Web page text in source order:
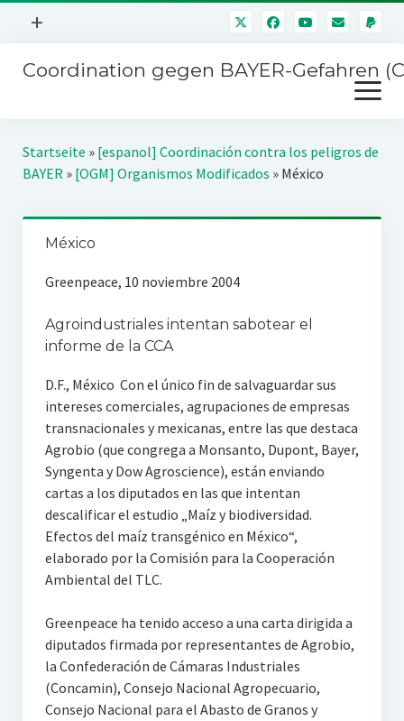
Menü
+
Mitmachen
Über uns
Impressum
Coordination gegen BAYER-Gefahren
Menü
öffnen
Kampagnen
BAYER-Hauptversammlungen
Startseite » [espanol] Coordinación contra los peligros de
BAYER» [OGM] Organismos Modificados » México
México
Greenpeace, 10 noviembre 2004
Agroindustriales intentan sabotear el
informe de la CCA
D.F., México  Con el único fin de salvaguardar sus
intereses comerciales, agrupaciones de empresas
transnacionales y mexicanas, entre las que destaca
Agrobio (que congrega a Monsanto, Dupont, Bayer,
Syngenta y Dow Agroscience), están enviando
cartas a los diputados en las que intentan
descalificar el estudio „Maíz y biodiversidad.
Efectos del maíz transgénico en México“,
elaborado por la Comisión para la Cooperación
Ambiental del TLC.
Greenpeace ha tenido acceso a una carta dirigida a
diputados firmada por representantes de Agrobio,
la Confederación de Cámaras Industriales
(Concamin), Consejo Nacional Agropecuario,
Consejo Nacional para el Abasto de Granos y